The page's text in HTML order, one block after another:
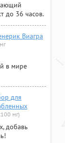
до 36 часов.
Виагра
в мире
для
мг)
добавь